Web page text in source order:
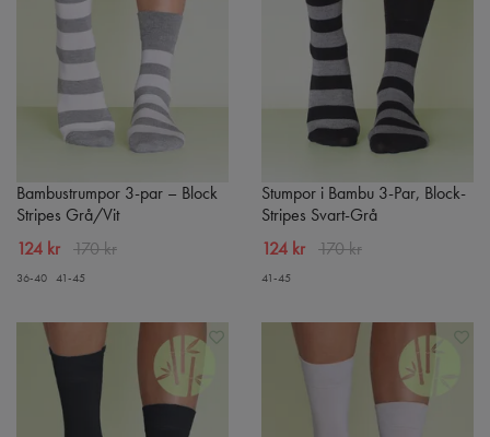
Bambustrumpor 3-par – Block
Stripes Grå/Vit
124 kr 170 kr
36-40 41-45
Stumpor i Bambu 3-Par, Block-
Stripes Svart-Grå
124 kr 170 kr
41-45